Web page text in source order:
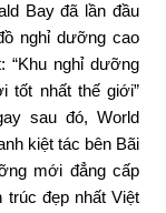
Bay đã lần đầu
nghỉ dưỡng cao
“Khu nghỉ dưỡng
tốt nhất thế giới”
sau đó, World
kiệt tác bên Bãi
mới đẳng cấp
trúc đẹp nhất Việt